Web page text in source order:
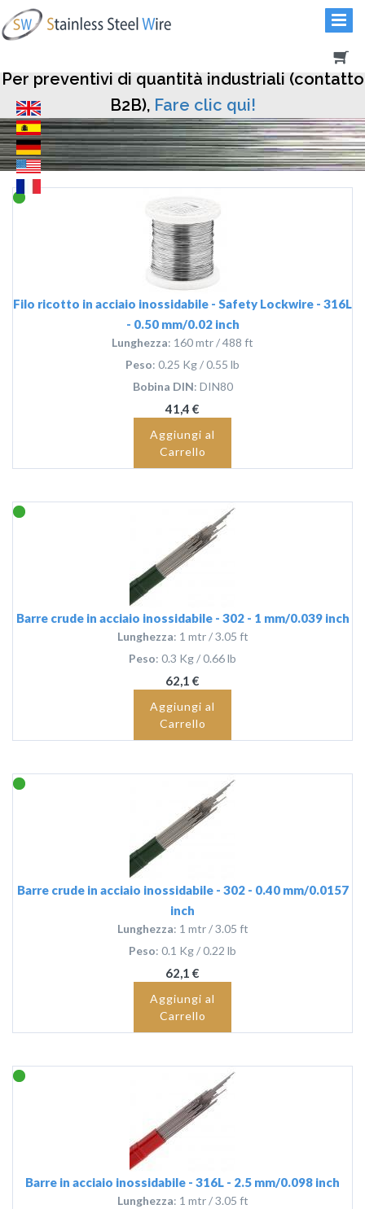
Per preventivi di quantità industriali (contatto
B2B), Fare clic qui!
Filo ricotto in acciaio inossidabile - Safety Lockwire - 316L
- 0.50 mm/0.02 inch
Lunghezza: 160 mtr / 488 ft
Peso: 0.25 Kg / 0.55 lb
Bobina DIN: DIN80
41,4 €
Aggiungi al
Carrello
Barre crude in acciaio inossidabile - 302 - 1 mm/0.039 inch
Lunghezza: 1 mtr / 3.05 ft
Peso: 0.3 Kg / 0.66 lb
62,1 €
Aggiungi al
Carrello
Barre crude in acciaio inossidabile - 302 - 0.40 mm/0.0157
inch
Lunghezza: 1 mtr / 3.05 ft
Peso: 0.1 Kg / 0.22 lb
62,1 €
Aggiungi al
Carrello
Barre in acciaio inossidabile - 316L - 2.5 mm/0.098 inch
Lunghezza: 1 mtr / 3.05 ft